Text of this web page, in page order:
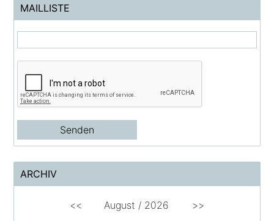
MAILLISTE
ARCHIV
<< August / 2026 >>